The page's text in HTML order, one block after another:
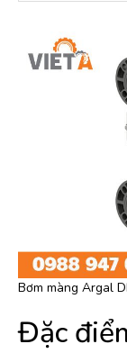
Bơm màng Argal
Đặc